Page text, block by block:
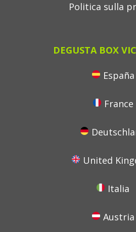
Politica sulla
DEGUSTA BOX
España
France
United
Italia
Austria